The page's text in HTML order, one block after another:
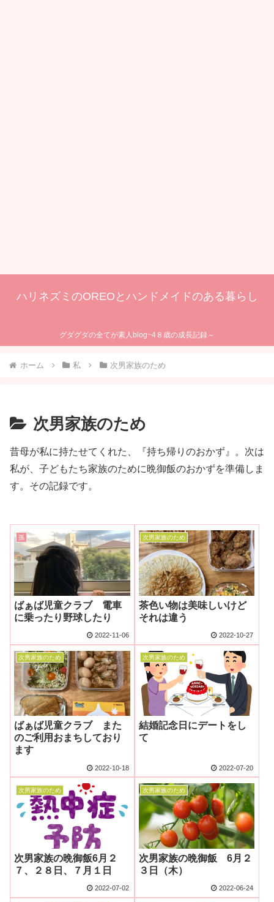
ハリネズミのOREOとハンドメイドのある暮らし
グダグダの全てが素人blog~4８歳の成長記録～
ホーム 私 次男家族のため
次男家族のため
昔母が私に持たせてくれた、『持ち帰りのおかず』。次は
私が、子どもたち家族のために晩御飯のおかずを準備しま
す。その記録です。
孫
ばぁば児童クラブ 電車
に乗ったり野球したり
2022-11-06
次男家族のため
茶色い物は美味しいけど
それは違う
2022-10-27
次男家族のため
ばぁば児童クラブ また
のご利用おまちしており
ます
2022-10-18
次男家族のため
結婚記念日にデートをし
て
2022-07-20
次男家族のため
次男家族の晩御飯6月２
７、２８日、７月１日
2022-07-02
次男家族のため
次男家族の晩御飯 6月２
３日（木）
2022-06-24